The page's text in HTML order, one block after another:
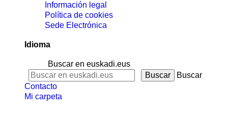
Información legal
Política de cookies
Sede Electrónica
Idioma
Buscar en euskadi.eus
Buscar
Contacto
Mi carpeta